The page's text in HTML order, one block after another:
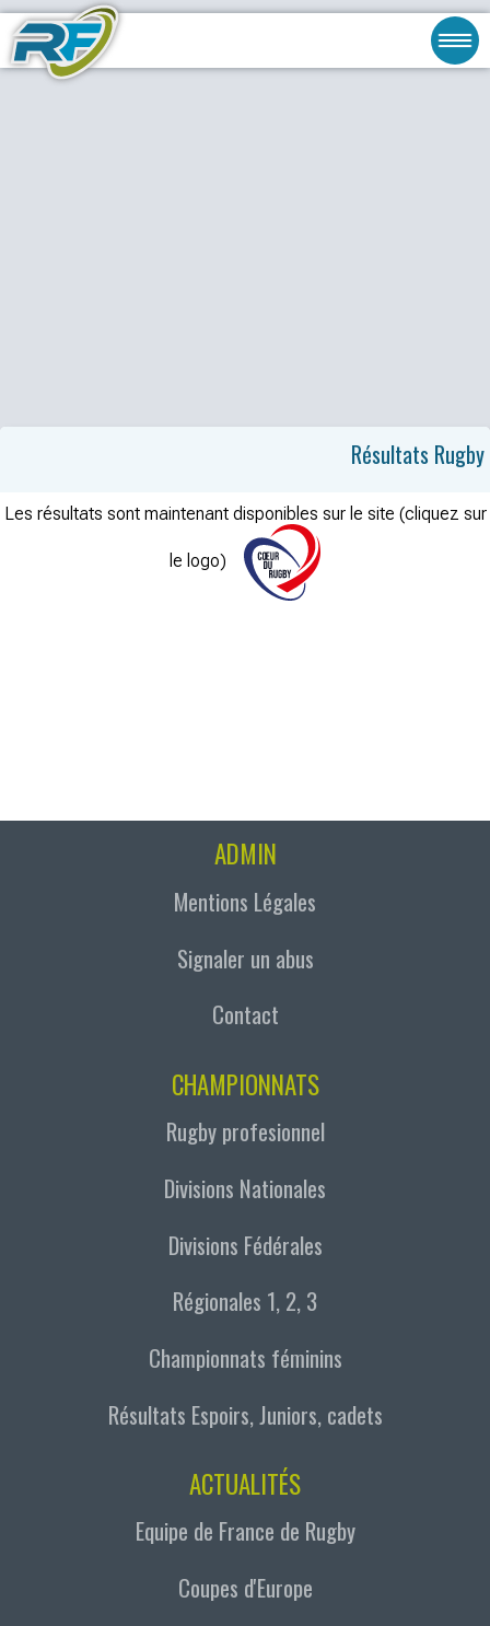
Résultats Rugby
Les résultats sont maintenant disponibles sur le site (cliquez sur
le logo)
ADMIN
Mentions Légales
Signaler un abus
Contact
CHAMPIONNATS
Rugby profesionnel
Divisions Nationales
Divisions Fédérales
Régionales 1, 2, 3
Championnats féminins
Résultats Espoirs, Juniors, cadets
ACTUALITÉS
Equipe de France de Rugby
Coupes d'Europe